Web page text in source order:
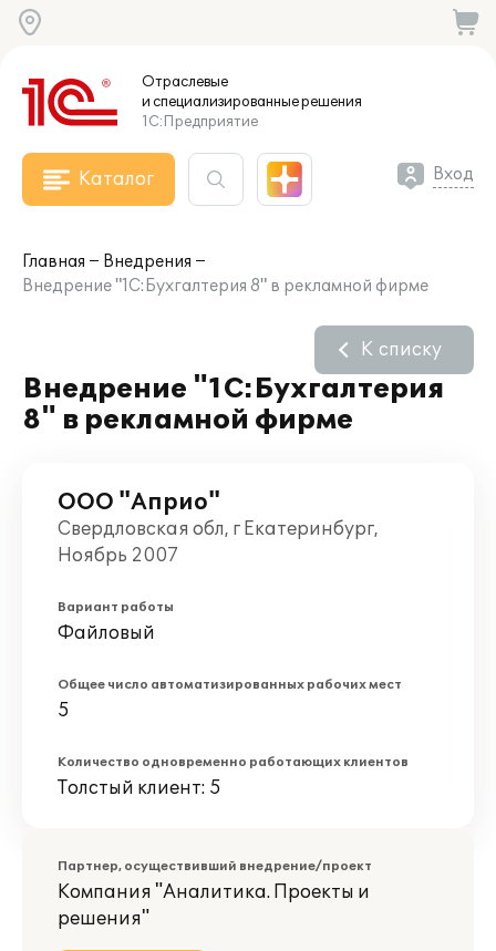
Отраслевые
и специализированныерешения
1С:Предприятие
Каталог Вход
Главная
Внедрения
Внедрение "1С:Бухгалтерия 8" в рекламной фирме
Внедрение "1С:Бухгалтерия
8" в рекламной фирме
К списку
ООО "Априо"
Свердловская обл, г Екатеринбург,
Ноябрь 2007
Вариант работы
Файловый
Общее число автоматизированных рабочих мест
5
Количество одновременно работающих клиентов
Толстый клиент: 5
Партнер, осуществивший внедрение/проект
Компания "Аналитика. Проекты и
решения"